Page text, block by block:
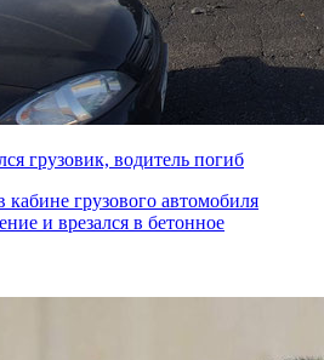
грузовик, водитель погиб
кабине грузового автомобиля
и врезался в бетонное